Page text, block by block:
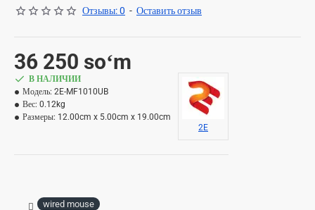
Отзывы: 0 - Оставить отзыв
36 250 soʻm
В НАЛИЧИИ
Модель: 2E-MF1010UB
Вес: 0.12kg
Размеры: 12.00cm x 5.00cm x 19.00cm
2E
wired mouse